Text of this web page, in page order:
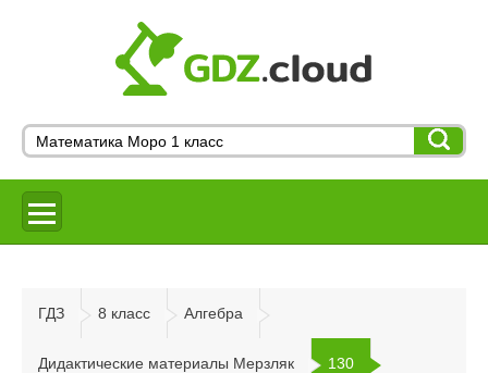
ГДЗ 8 класс Алгебра
Дидактические материалы Мерзляк 130